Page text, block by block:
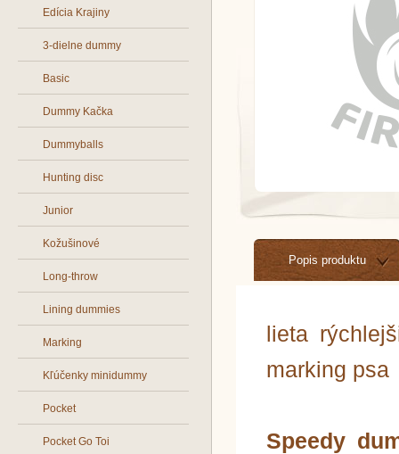
Edícia Krajiny
3-dielne dummy
Basic
Dummy Kačka
Dummyballs
Hunting disc
Junior
Kožušinové
Long-throw
Lining dummies
Marking
Kľúčenky minidummy
Pocket
Pocket Go Toi
Popis produktu
lieta
marking psa
Speedy